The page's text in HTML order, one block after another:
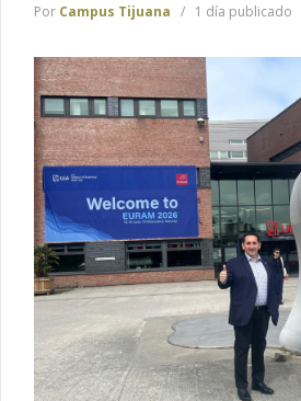
Por Campus Tijuana 1 día publicado